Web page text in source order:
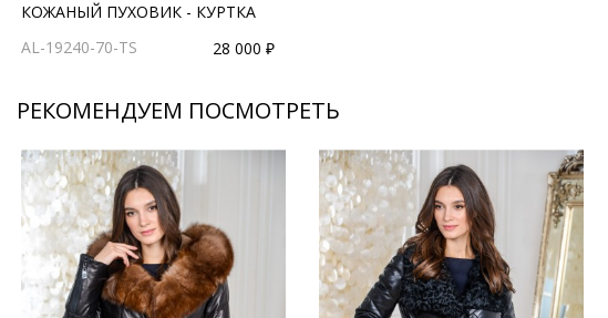
КОЖАНЫЙ ПУХОВИК - КУРТКА
AL-19240-70-TS
28 000 ₽
РЕКОМЕНДУЕМ ПОСМОТРЕТЬ